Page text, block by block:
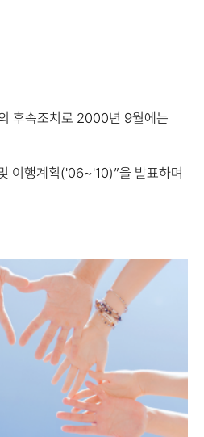
후속조치로 2000년 9월에는
이행계획('06~'10)”을 발표하며